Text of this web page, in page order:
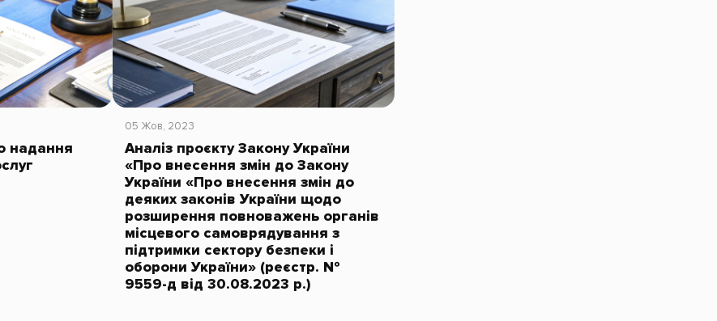
надання
05 Жов, 2023
Аналіз проєкту Закону України
«Про внесення змін до Закону
України «Про внесення змін до
деяких законів України щодо
розширення повноважень органів
місцевого самоврядування з
підтримки сектору безпеки і
оборони України» (реєстр. №
9559-д від 30.08.2023 р.)